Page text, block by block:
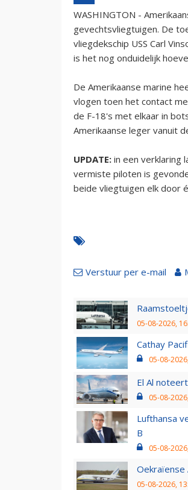
WASHINGTON -
gevechtsvliegtuigen. De
vliegdekschip USS Carl
is het nog onduidelijk
De Amerikaanse marine
vlogen toen het contact
de F-18's met elkaar in
Amerikaanse leger vanuit
UPDATE: in een verklaring
vermiste piloten is
beide vliegtuigen elk door
Verstuur per e-mail
05-08-2026,
Cathay
05-08-
El Al
05-08-
Lufthansa
B
05-08-
Oekraïense
05-08-2026,